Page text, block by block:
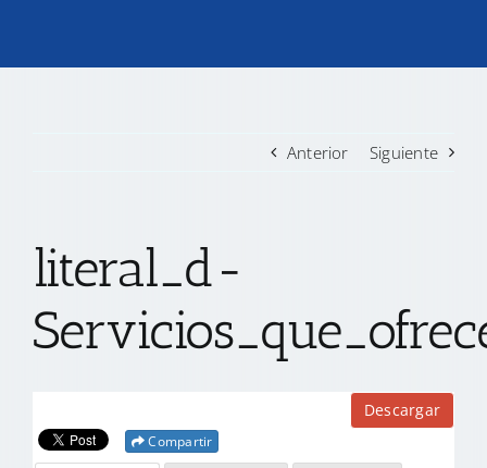
TRANSPARENCIA
CONTACTO
Anterior Siguiente
literal_d-
Descargar
Compartir